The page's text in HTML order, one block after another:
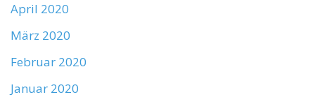
April 2020
März 2020
Februar 2020
Januar 2020